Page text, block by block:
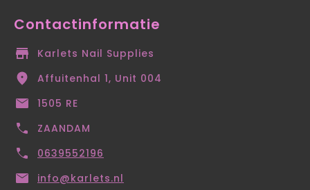
Contactinformatie
Karlets Nail Supplies
Affuitenhal 1, Unit 004
1505 RE
ZAANDAM
0639552196
info@karlets.nl